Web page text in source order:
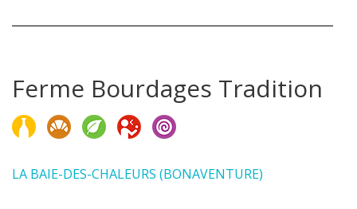
Ferme Bourdages Tradition
LA BAIE-DES-CHALEURS (BONAVENTURE)